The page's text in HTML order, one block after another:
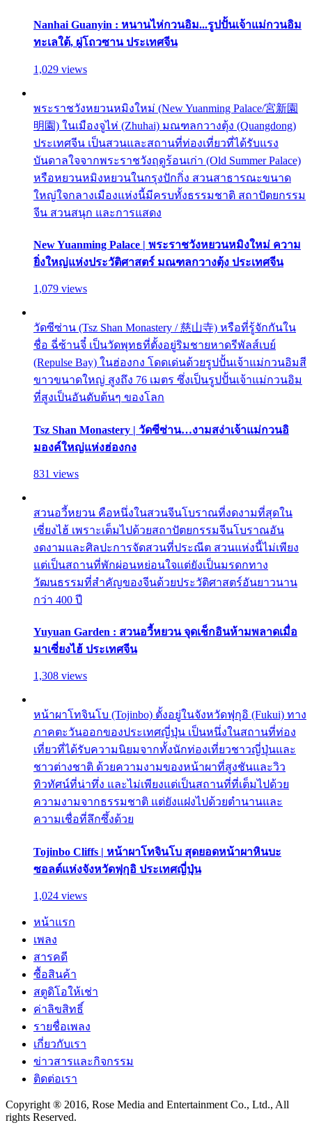
Nanhai Guanyin : หนานไห่กวนอิม...รูปปั้นเจ้าแม่กวนอิม
ทะเลใต้, ผู่โถวซาน ประเทศจีน
1,029 views
พระราชวังหยวนหมิงใหม่ (New Yuanming Palace/宮新園
明園) ในเมืองจูไห่ (Zhuhai) มณฑลกวางตุ้ง (Quangdong)
ประเทศจีน เป็นสวนและสถานที่ท่องเที่ยวที่ได้รับแรง
บันดาลใจจากพระราชวังฤดูร้อนเก่า (Old Summer Palace)
หรือหยวนหมิงหยวนในกรุงปักกิ่ง สวนสาธารณะขนาด
ใหญ่ใจกลางเมืองแห่งนี้มีครบทั้งธรรมชาติ สถาปัตยกรรม
จีน สวนสนุก และการแสดง
New Yuanming Palace | พระราชวังหยวนหมิงใหม่ ความ
ยิ่งใหญ่แห่งประวัติศาสตร์ มณฑลกวางตุ้ง ประเทศจีน
1,079 views
วัดซีซ่าน (Tsz Shan Monastery / 慈山寺) หรือที่รู้จักกันใน
ชื่อ ฉี่ซ้านจี๋ เป็นวัดพุทธที่ตั้งอยู่ริมชายหาดรีพัลส์เบย์
(Repulse Bay) ในฮ่องกง โดดเด่นด้วยรูปปั้นเจ้าแม่กวนอิมสี
ขาวขนาดใหญ่ สูงถึง 76 เมตร ซึ่งเป็นรูปปั้นเจ้าแม่กวนอิม
ที่สูงเป็นอันดับต้นๆ ของโลก
Tsz Shan Monastery | วัดซีซ่าน…งามสง่าเจ้าแม่กวนอิ
มองค์ใหญ่แห่งฮ่องกง
831 views
สวนอวี้หยวน คือหนึ่งในสวนจีนโบราณที่งดงามที่สุดใน
เซี่ยงไฮ้ เพราะเต็มไปด้วยสถาปัตยกรรมจีนโบราณอัน
งดงามและศิลปะการจัดสวนที่ประณีต สวนแห่งนี้ไม่เพียง
แต่เป็นสถานที่พักผ่อนหย่อนใจแต่ยังเป็นมรดกทาง
วัฒนธรรมที่สำคัญของจีนด้วยประวัติศาสตร์อันยาวนาน
กว่า 400 ปี
Yuyuan Garden : สวนอวี้หยวน จุดเช็กอินห้ามพลาดเมื่อ
มาเซี่ยงไฮ้ ประเทศจีน
1,308 views
หน้าผาโทจินโบ (Tojinbo) ตั้งอยู่ในจังหวัดฟุกุอิ (Fukui) ทาง
ภาคตะวันออกของประเทศญี่ปุ่น เป็นหนึ่งในสถานที่ท่อง
เที่ยวที่ได้รับความนิยมจากทั้งนักท่องเที่ยวชาวญี่ปุ่นและ
ชาวต่างชาติ ด้วยความงามของหน้าผาที่สูงชันและวิว
ทิวทัศน์ที่น่าทึ่ง และไม่เพียงแต่เป็นสถานที่ที่เต็มไปด้วย
ความงามจากธรรมชาติ แต่ยังแฝงไปด้วยตำนานและ
ความเชื่อที่ลึกซึ้งด้วย
Tojinbo Cliffs | หน้าผาโทจินโบ สุดยอดหน้าผาหินบะ
ซอลต์แห่งจังหวัดฟุกุอิ ประเทศญี่ปุ่น
1,024 views
หน้าแรก
เพลง
สารคดี
ซื้อสินค้า
สตูดิโอให้เช่า
ค่าลิขสิทธิ์
รายชื่อเพลง
เกี่ยวกับเรา
ข่าวสารและกิจกรรม
ติดต่อเรา
Copyright ® 2016, Rose Media and Entertainment Co., Ltd., All
rights Reserved.